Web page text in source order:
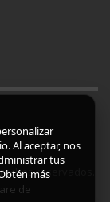
reservados.
de
Al aceptar, nos
tus
más